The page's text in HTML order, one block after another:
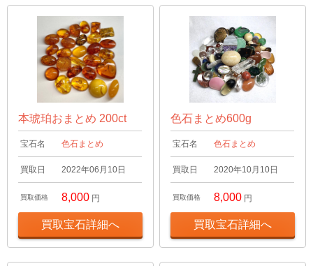
本琥珀おまとめ 200ct
宝石名 色石まとめ
買取日 2022年06月10日
買取価格 8,000 円
買取宝石詳細へ
色石まとめ600g
宝石名 色石まとめ
買取日 2020年10月10日
買取価格 8,000 円
買取宝石詳細へ